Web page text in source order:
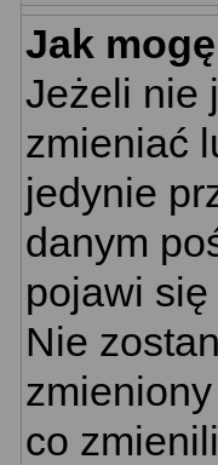
Jak
Jeżeli nie
zmieniać
jedynie
danym
pojawi
Nie
co